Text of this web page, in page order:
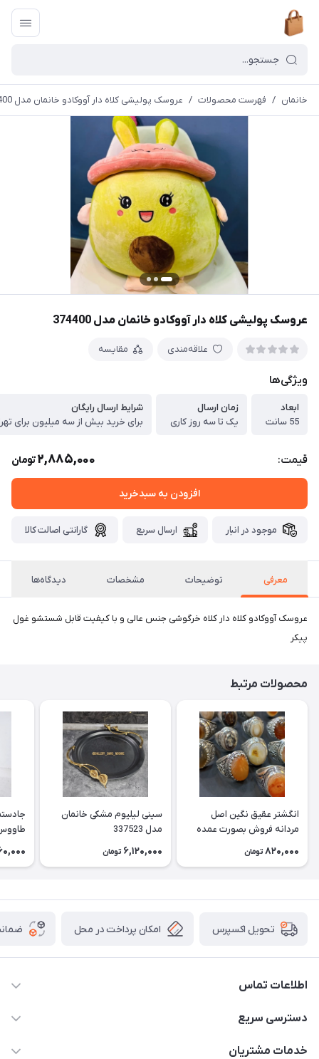
خانمان / فهرست محصولات / عروسک پولیشی کلاه دار آووکادو خانمان مدل 374400
عروسک پولیشی کلاه دار آووکادو خانمان مدل 374400
علاقه‌مندی مقایسه
ویژگی‌ها
ابعاد
55 سانت
زمان ارسال
یک تا سه روز کاری
شرایط ارسال رایگان
برای خرید بیش از سه میلیون برای
قیمت: 2,885,000تومان
افزودن به سبدخرید
موجود در انبار ارسال سریع گارانتی اصالت کالا
معرفی توضیحات مشخصات دیدگاه‌ها
عروسک آووکادو کلاه دار کلاه خرگوشی جنس عالی و با کیفیت قابل شستشو غول
پیکر
محصولات مرتبط
انگشتر عقیق نگین اصل
مردانه فروش بصورت عمده
3عدد هست فروش بصورت
820,000 تومان
سینی لیلیوم مشکی خانمان
مدل 337523
6,120,000 تومان
تحویل اکسپرس امکان پرداخت در محل
اطلاعات تماس
09124780957
دسترسی سریع
حساب کاربری
خدمات مشتریان